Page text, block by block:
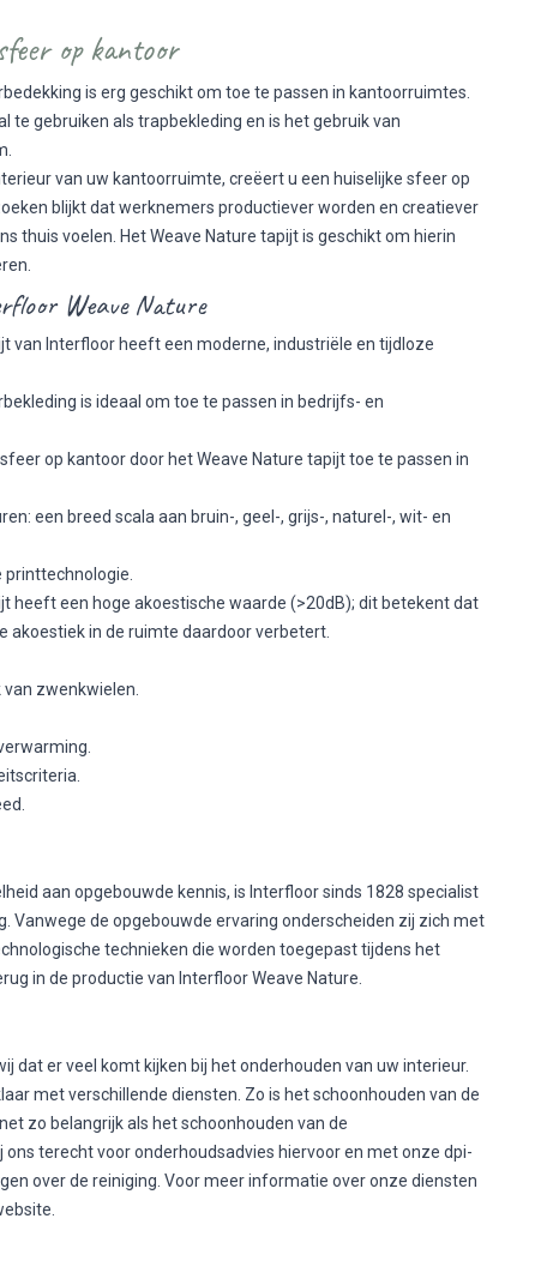
op kantoor
is erg geschikt om toe te passen in kantoorruimtes.
te gebruiken als trapbekleding en is het gebruik van
van uw kantoorruimte, creëert u een huiselijke sfeer op
blijkt dat werknemers productiever worden en creatiever
thuis voelen. Het Weave Nature tapijt is geschikt om hierin
Weave Nature
van Interfloor heeft een moderne, industriële en tijdloze
is ideaal om toe te passen in bedrijfs- en
op kantoor door het Weave Nature tapijt toe te passen in
een breed scala aan bruin-, geel-, grijs-, naturel-, wit- en
heeft een hoge akoestische waarde (>20dB); dit betekent dat
akoestiek in de ruimte daardoor verbetert.
zwenkwielen.
aan opgebouwde kennis, is Interfloor sinds 1828 specialist
Vanwege de opgebouwde ervaring onderscheiden zij zich met
technieken die worden toegepast tijdens het
in de productie van Interfloor Weave Nature.
dat er veel komt kijken bij het onderhouden van uw interieur.
met verschillende diensten. Zo is het schoonhouden van de
zo belangrijk als het schoonhouden van de
terecht voor onderhoudsadvies hiervoor en met onze dpi-
over de reiniging. Voor meer informatie over onze diensten